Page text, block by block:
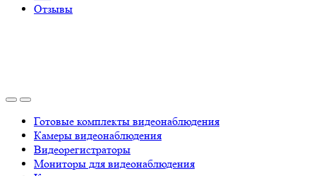
Отзывы
Готовые комплекты видеонаблюдения
Камеры видеонаблюдения
Видеорегистраторы
Мониторы для видеонаблюдения